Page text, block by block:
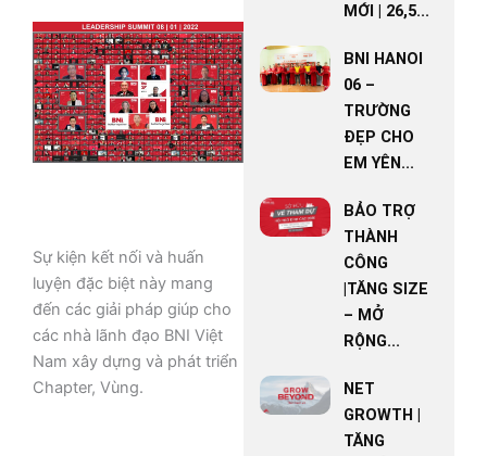
Sự kiện kết nối và huấn
luyện đặc biệt này mang
đến các giải pháp giúp cho
các nhà lãnh đạo BNI Việt
Nam xây dựng và phát triển
Chapter, Vùng.
MỚI | 26,5...
BNI HANOI
06 –
TRƯỜNG
ĐẸP CHO
EM YÊN...
BẢO TRỢ
THÀNH
CÔNG
|TĂNG SIZE
– MỞ
RỘNG...
NET
GROWTH |
TĂNG